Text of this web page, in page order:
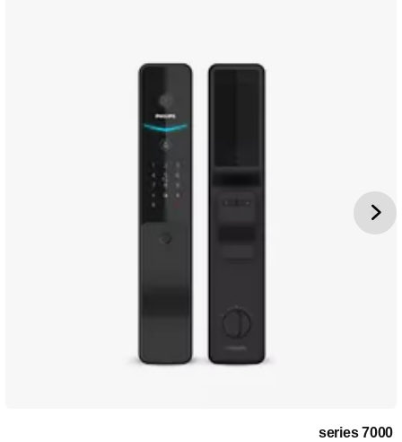
7000 series